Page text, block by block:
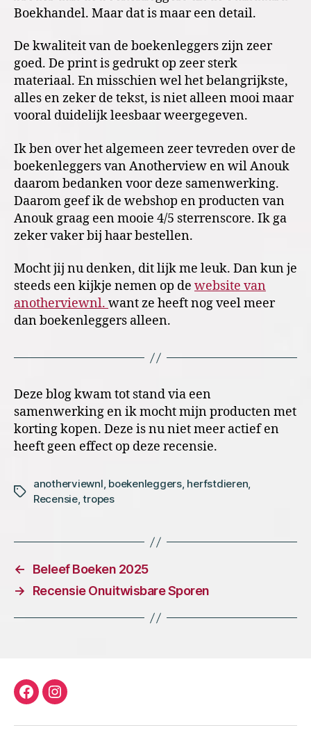
Boekhandel. Maar dat is maar een detail.
De kwaliteit van de boekenleggers zijn zeer
goed. De print is gedrukt op zeer sterk
materiaal. En misschien wel het belangrijkste,
alles en zeker de tekst, is niet alleen mooi maar
vooral duidelijk leesbaar weergegeven.
Ik ben over het algemeen zeer tevreden over de
boekenleggers van Anotherview en wil Anouk
daarom bedanken voor deze samenwerking.
Daarom geef ik de webshop en producten van
Anouk graag een mooie 4/5 sterrenscore. Ik ga
zeker vaker bij haar bestellen.
Mocht jij nu denken, dit lijk me leuk. Dan kun je
steeds een kijkje nemen op de website van
anotherviewnl. want ze heeft nog veel meer
dan boekenleggers alleen.
Deze blog kwam tot stand via een
samenwerking en ik mocht mijn producten met
korting kopen. Deze is nu niet meer actief en
heeft geen effect op deze recensie.
Tags
anotherviewnl, boekenleggers, herfstdieren,
Recensie,tropes
←
Beleef Boeken 2025
→
Recensie Onuitwisbare Sporen
facebookinstagram